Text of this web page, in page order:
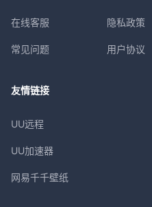
在线客服
常见问题
隐私政策
用户协议
友情链接
UU远程
UU加速器
网易千千壁纸